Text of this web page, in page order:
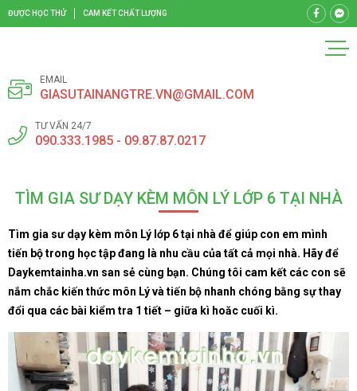
ĐƯỢC HỌC THỬ CAM KẾT CHẤT LƯỢNG
EMAIL
GIASUTAINANGTRE.VN@GMAIL.COM
TƯ VẤN 24/7
090.333.1985 - 09.87.87.0217
TÌM GIA SƯ DẠY KÈM MÔN LÝ LỚP 6 TẠI NHÀ
Tìm gia sư dạy kèm môn Lý lớp 6 tại nhà để giúp con em mình
tiến bộ trong học tập đang là nhu cầu của tất cả mọi nhà. Hãy để
Daykemtainha.vn san sẻ cùng bạn. Chúng tôi cam kết các con sẽ
nắm chắc kiến thức môn Lý và tiến bộ nhanh chóng bằng sự thay
đổi qua các bài kiểm tra 1 tiết – giữa kì hoăc cuối kì.